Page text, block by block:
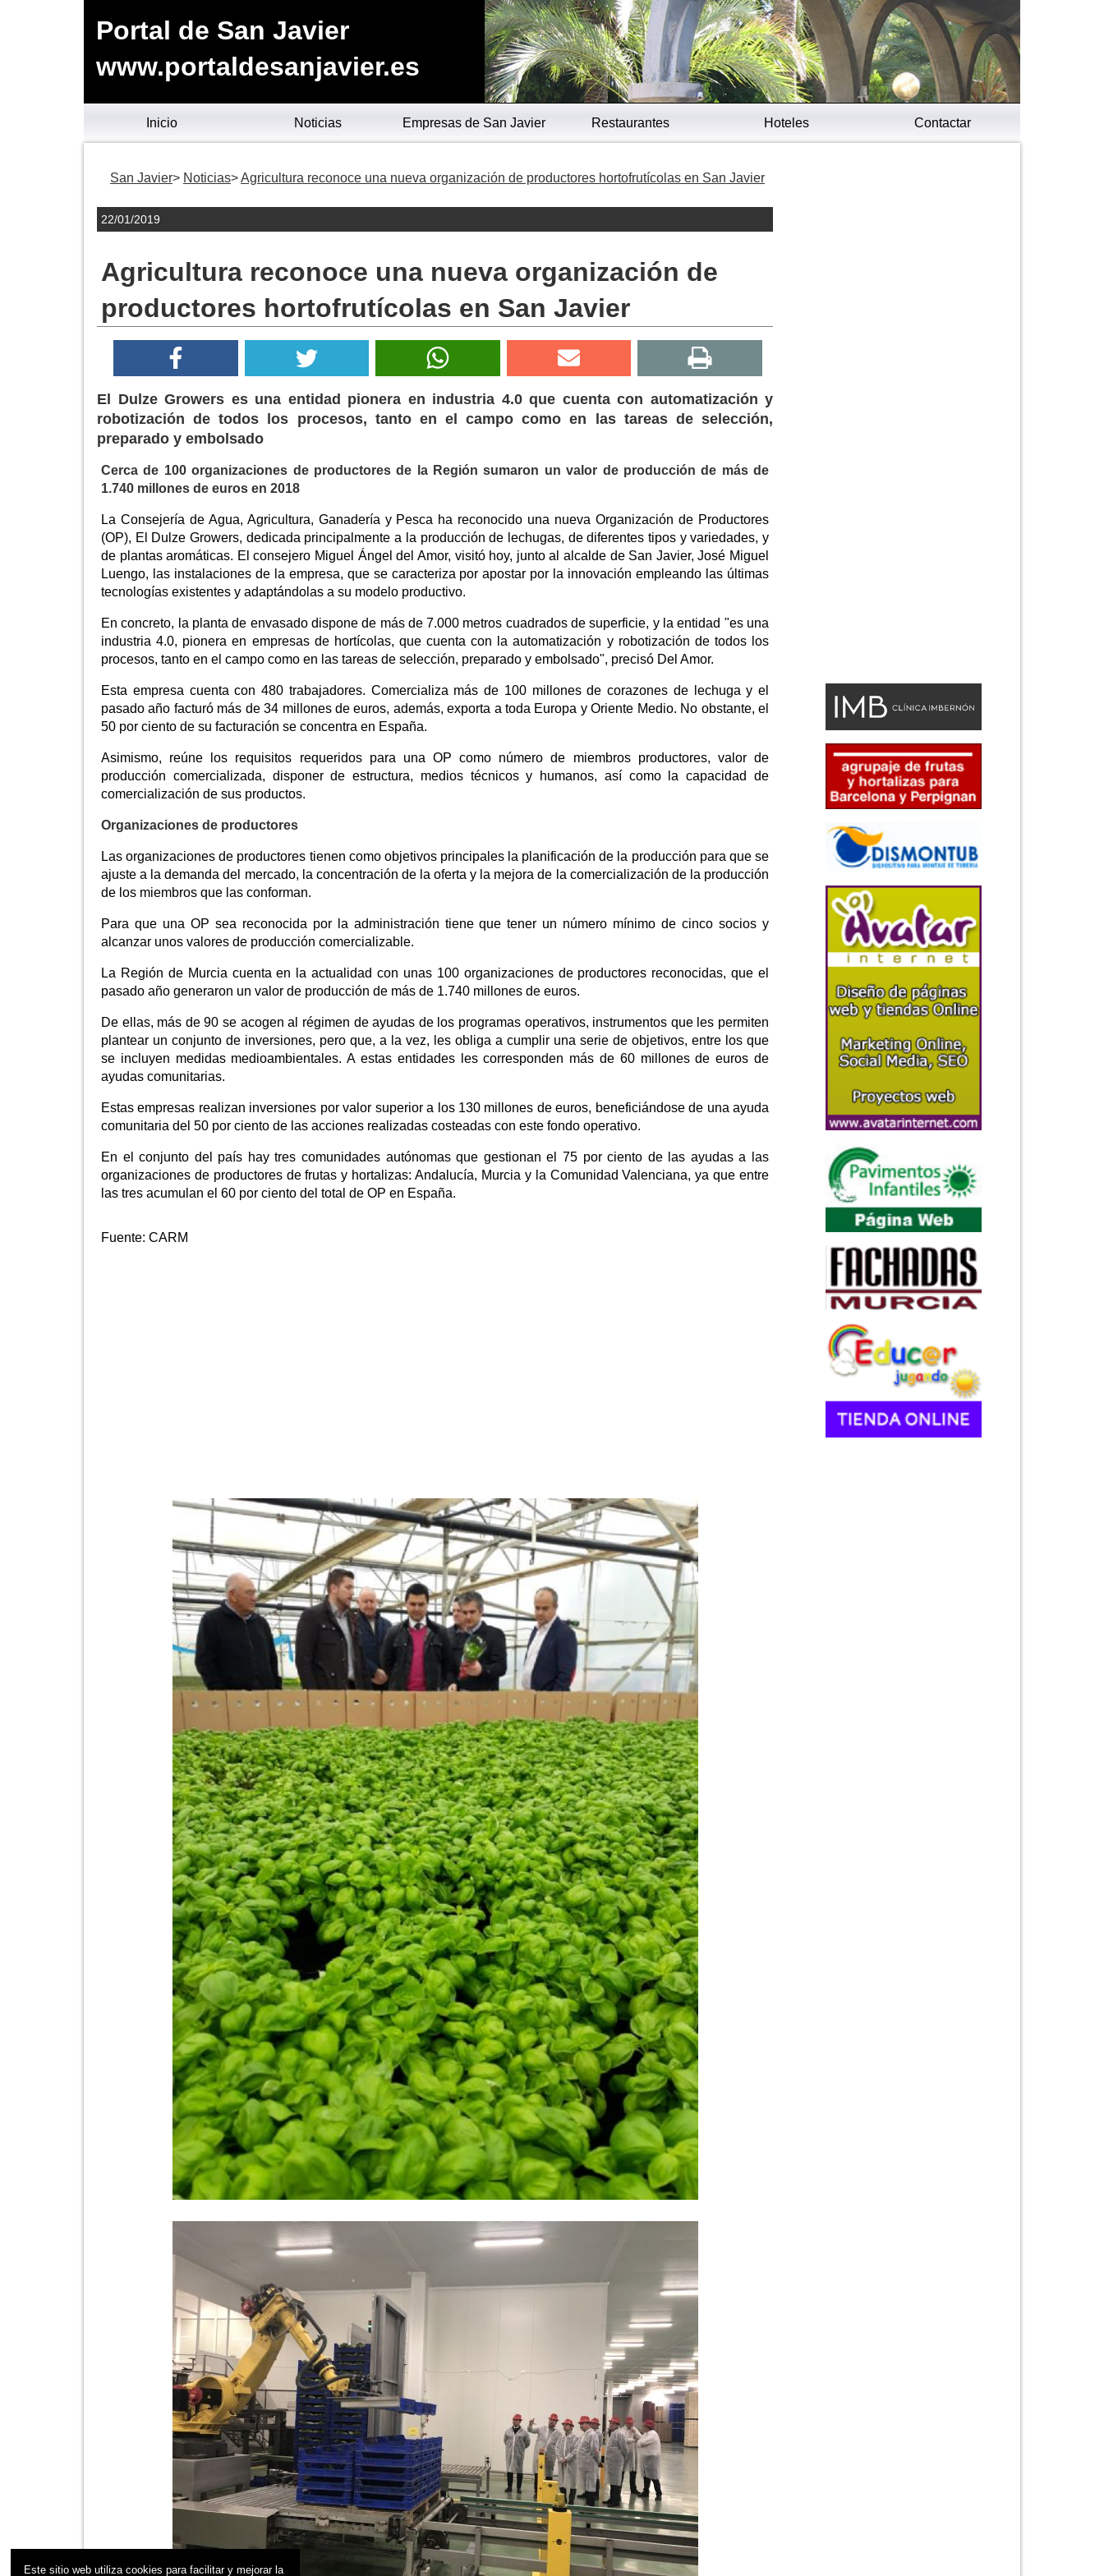
Portal de San Javier
www.portaldesanjavier.es
Inicio Noticias Empresas de San Javier Restaurantes Hoteles Contactar
San Javier Noticias Agricultura reconoce una nueva organización de productores hortofrutícolas en San Javier
22/01/2019
Agricultura reconoce una nueva organización de
productores hortofrutícolas en San Javier
El Dulze Growers es una entidad pionera en industria 4.0 que cuenta con automatización y
robotización de todos los procesos, tanto en el campo como en las tareas de selección,
preparado y embolsado
Cerca de 100 organizaciones de productores de la Región sumaron un valor de producción de más de
1.740 millones de euros en 2018
La Consejería de Agua, Agricultura, Ganadería y Pesca ha reconocido una nueva Organización de Productores
(OP), El Dulze Growers, dedicada principalmente a la producción de lechugas, de diferentes tipos y variedades, y
de plantas aromáticas. El consejero Miguel Ángel del Amor, visitó hoy, junto al alcalde de San Javier, José Miguel
Luengo, las instalaciones de la empresa, que se caracteriza por apostar por la innovación empleando las últimas
tecnologías existentes y adaptándolas a su modelo productivo.
En concreto, la planta de envasado dispone de más de 7.000 metros cuadrados de superficie, y la entidad "es una
industria 4.0, pionera en empresas de hortícolas, que cuenta con la automatización y robotización de todos los
procesos, tanto en el campo como en las tareas de selección, preparado y embolsado", precisó Del Amor.
Esta empresa cuenta con 480 trabajadores. Comercializa más de 100 millones de corazones de lechuga y el
pasado año facturó más de 34 millones de euros, además, exporta a toda Europa y Oriente Medio. No obstante, el
50 por ciento de su facturación se concentra en España.
Asimismo, reúne los requisitos requeridos para una OP como número de miembros productores, valor de
producción comercializada, disponer de estructura, medios técnicos y humanos, así como la capacidad de
comercialización de sus productos.
Organizaciones de productores
Las organizaciones de productores tienen como objetivos principales la planificación de la producción para que se
ajuste a la demanda del mercado, la concentración de la oferta y la mejora de la comercialización de la producción
de los miembros que las conforman.
Para que una OP sea reconocida por la administración tiene que tener un número mínimo de cinco socios y
alcanzar unos valores de producción comercializable.
La Región de Murcia cuenta en la actualidad con unas 100 organizaciones de productores reconocidas, que el
pasado año generaron un valor de producción de más de 1.740 millones de euros.
De ellas, más de 90 se acogen al régimen de ayudas de los programas operativos, instrumentos que les permiten
plantear un conjunto de inversiones, pero que, a la vez, les obliga a cumplir una serie de objetivos, entre los que
se incluyen medidas medioambientales. A estas entidades les corresponden más de 60 millones de euros de
ayudas comunitarias.
Estas empresas realizan inversiones por valor superior a los 130 millones de euros, beneficiándose de una ayuda
comunitaria del 50 por ciento de las acciones realizadas costeadas con este fondo operativo.
En el conjunto del país hay tres comunidades autónomas que gestionan el 75 por ciento de las ayudas a las
organizaciones de productores de frutas y hortalizas: Andalucía, Murcia y la Comunidad Valenciana, ya que entre
las tres acumulan el 60 por ciento del total de OP en España.
Fuente: CARM
Este sitio web utiliza cookies para facilitar y mejorar la